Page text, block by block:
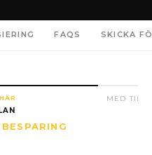
FAQS SKICKA
MED